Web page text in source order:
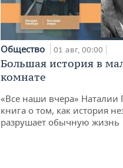
Общество 01 авг, 00:00
Большая история в
комнате
«Все наши вчера» Наталии
книга о том, как история
разрушает обычную жизнь